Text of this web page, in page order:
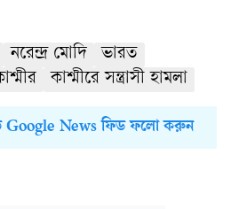
নরেন্দ্র মোদি
ভারত
কাশ্মীরে সন্ত্রাসী হামলা
Google News ফিড ফলো করুন